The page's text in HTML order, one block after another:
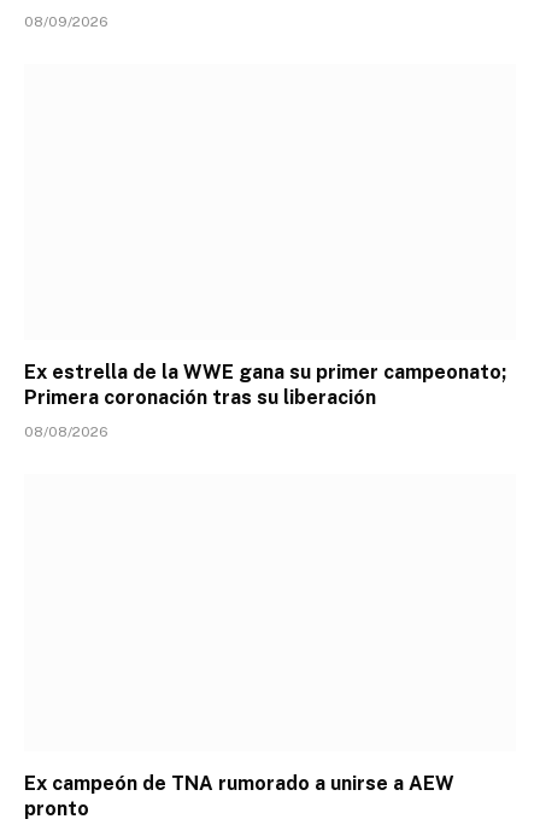
08/09/2026
Ex estrella de la WWE gana su primer campeonato;
Primera coronación tras su liberación
08/08/2026
Ex campeón de TNA rumorado a unirse a AEW
pronto